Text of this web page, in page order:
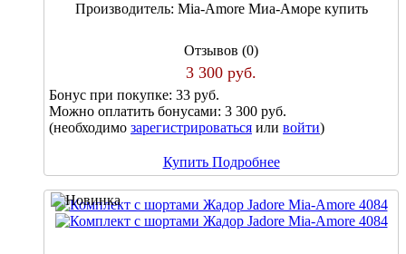
Производитель: Mia-Amore Миа-Аморе купить
Отзывов (0)
3 300 руб.
Бонус при покупке: 33 руб.
Можно оплатить бонусами: 3 300 руб.
(необходимо зарегистрироваться или войти)
Купить Подробнее